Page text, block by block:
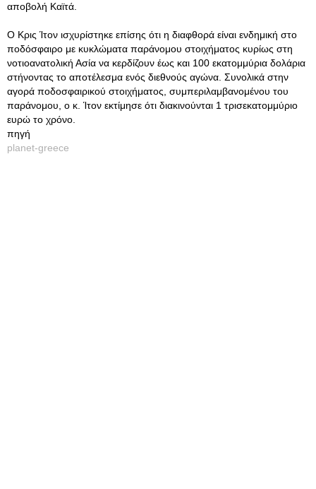
αποβολή Καϊτά.
Ο Κρις Ίτον ισχυρίστηκε επίσης ότι η διαφθορά είναι ενδημική στο
ποδόσφαιρο με κυκλώματα παράνομου στοιχήματος κυρίως στη
νοτιοανατολική Ασία να κερδίζουν έως και 100 εκατομμύρια δολάρια
στήνοντας το αποτέλεσμα ενός διεθνούς αγώνα. Συνολικά στην
αγορά ποδοσφαιρικού στοιχήματος, συμπεριλαμβανομένου του
παράνομου, ο κ. Ίτον εκτίμησε ότι διακινούνται 1 τρισεκατομμύριο
ευρώ το χρόνο.
πηγή
planet-greece